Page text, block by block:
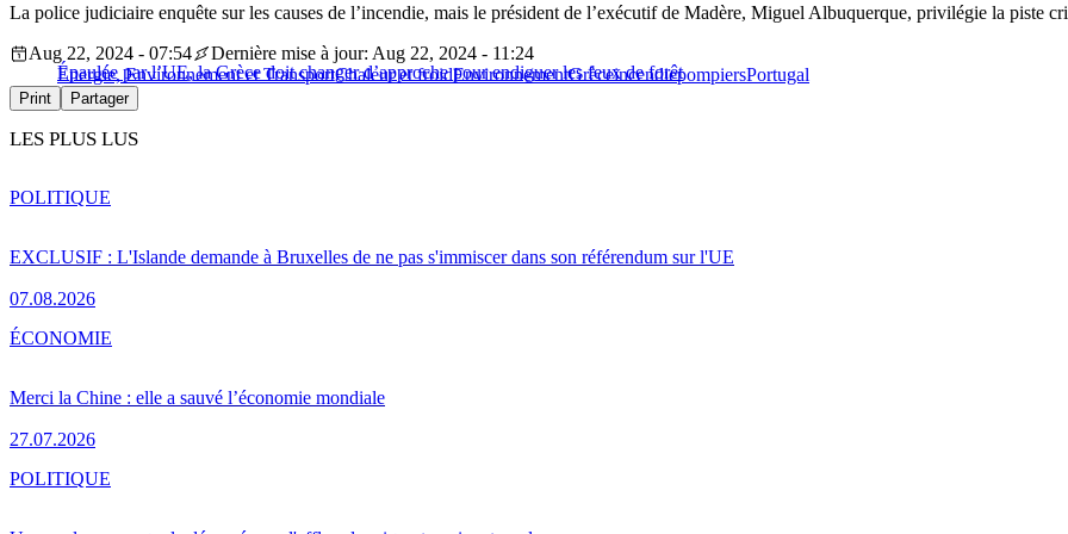
La police judiciaire enquête sur les causes de l’incendie, mais le président de l’exécutif de Madère, Miguel Albuquerque, privilégie la piste
Épaulée par l’UE, la Grèce doit changer d’approche pour endiguer les feux de forêt
Aug 22, 2024 - 07:54
Dernière mise à jour: Aug 22, 2024 - 11:24
Energie, Environnement et TransportChaleur et froidEnvironnementGrèceincendiepompiersPortugal
Print Partager
LES PLUS LUS
EXCLUSIF : L'Islande demande à Bruxelles de ne pas s'immiscer dans son référendum sur l'UE
07.08.2026
POLITIQUE
Merci la Chine : elle a sauvé l’économie mondiale
27.07.2026
ÉCONOMIE
POLITIQUE